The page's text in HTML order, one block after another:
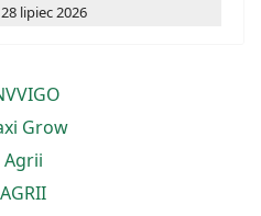
28 lipiec 2026